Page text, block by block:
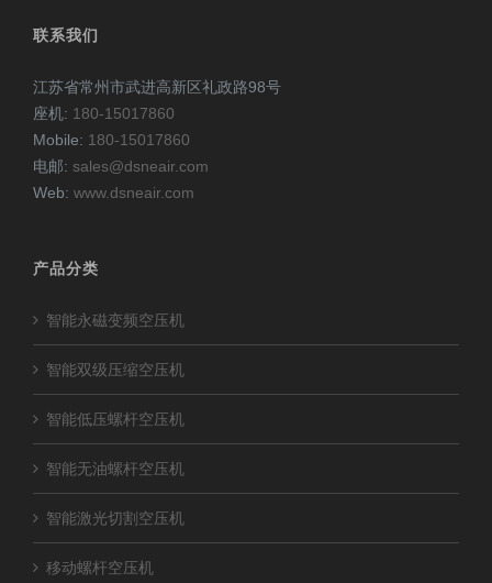
联系我们
江苏省常州市武进高新区礼政路98号
座机: 180-15017860
Mobile: 180-15017860
电邮: sales@dsneair.com
Web: www.dsneair.com
产品分类
智能永磁变频空压机
智能双级压缩空压机
智能低压螺杆空压机
智能无油螺杆空压机
智能激光切割空压机
移动螺杆空压机